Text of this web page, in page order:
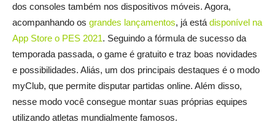
dos consoles também nos dispositivos móveis. Agora,
acompanhando os grandes lançamentos, já está disponível na
App Store o PES 2021. Seguindo a fórmula de sucesso da
temporada passada, o game é gratuito e traz boas novidades
e possibilidades. Aliás, um dos principais destaques é o modo
myClub, que permite disputar partidas online. Além disso,
nesse modo você consegue montar suas próprias equipes
utilizando atletas mundialmente famosos.